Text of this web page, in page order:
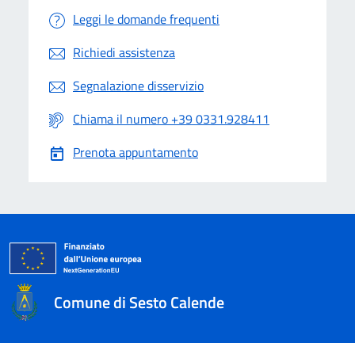
Leggi le domande frequenti
Richiedi assistenza
Segnalazione disservizio
Chiama il numero +39 0331.928411
Prenota appuntamento
Comune di Sesto Calende